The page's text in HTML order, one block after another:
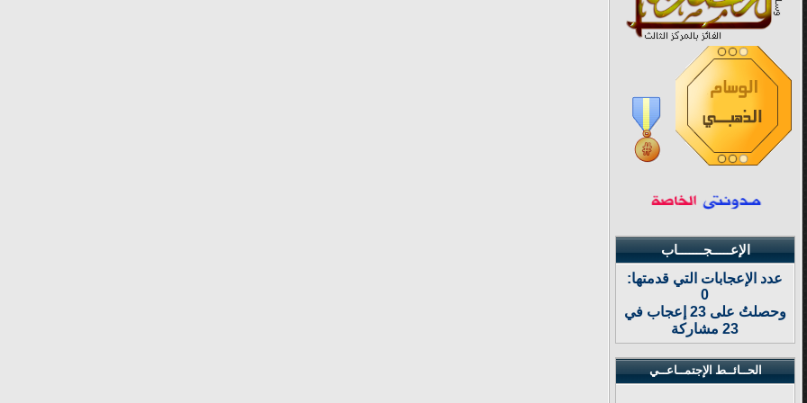
الإعـــــجـــــــاب
عدد الإعجابات التي قدمتها:
0
وحصلتُ على 23 إعجاب في
23 مشاركة
الحــائــط الإجتمــاعــي